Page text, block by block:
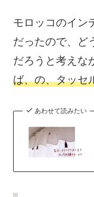
モロッコのイン
だったので、ど
だろうと考えな
ば、の、タッセ
あわせて読みたい